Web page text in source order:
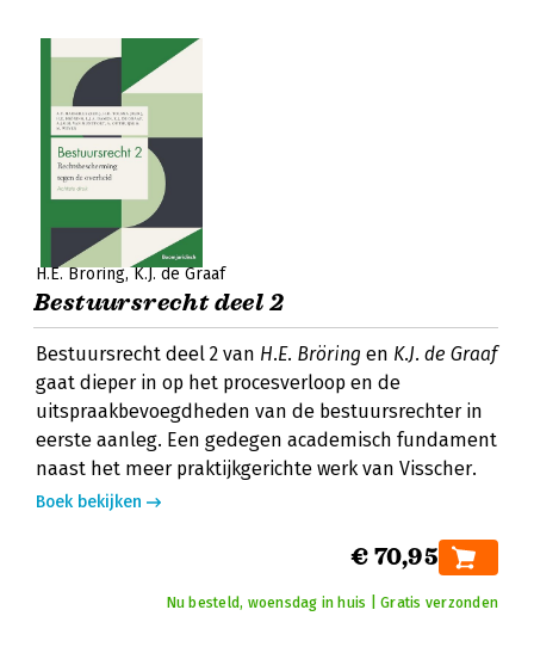
H.E. Bröring K.J. de Graaf
Bestuursrecht deel 2
Bestuursrecht deel 2 van H.E. Bröring en K.J. de Graaf
gaat dieper in op het procesverloop en de
uitspraakbevoegdheden van de bestuursrechter in
eerste aanleg. Een gedegen academisch fundament
naast het meer praktijkgerichte werk van Visscher.
Boek bekijken
€ 70,95
Nu besteld, woensdag in huis | Gratis verzonden